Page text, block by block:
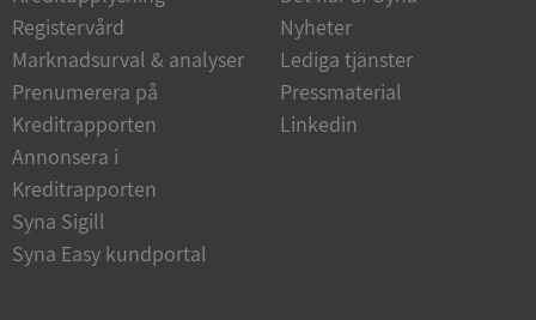
Registervård
Marknadsurval & analyser
Prenumerera på
Kreditrapporten
Annonsera i
Kreditrapporten
Syna Sigill
Syna Easy kundportal
Nyheter
Lediga tjänster
Pressmaterial
Linkedin
Oklassificerade
Strikt nödvändiga kakor tillåter
kärnwebbplatsfunktioner som användarinloggning
och kontohantering. Webbplatsen kan inte
användas ordentligt utan strikt nödvändiga cookies.
Namn